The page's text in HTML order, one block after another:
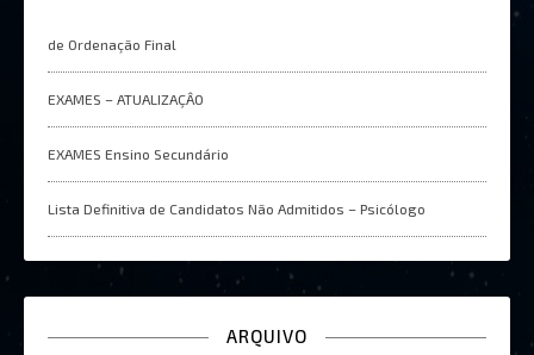
de Ordenação Final
EXAMES – ATUALIZAÇÂO
EXAMES Ensino Secundário
Lista Definitiva de Candidatos Não Admitidos – Psicólogo
ARQUIVO